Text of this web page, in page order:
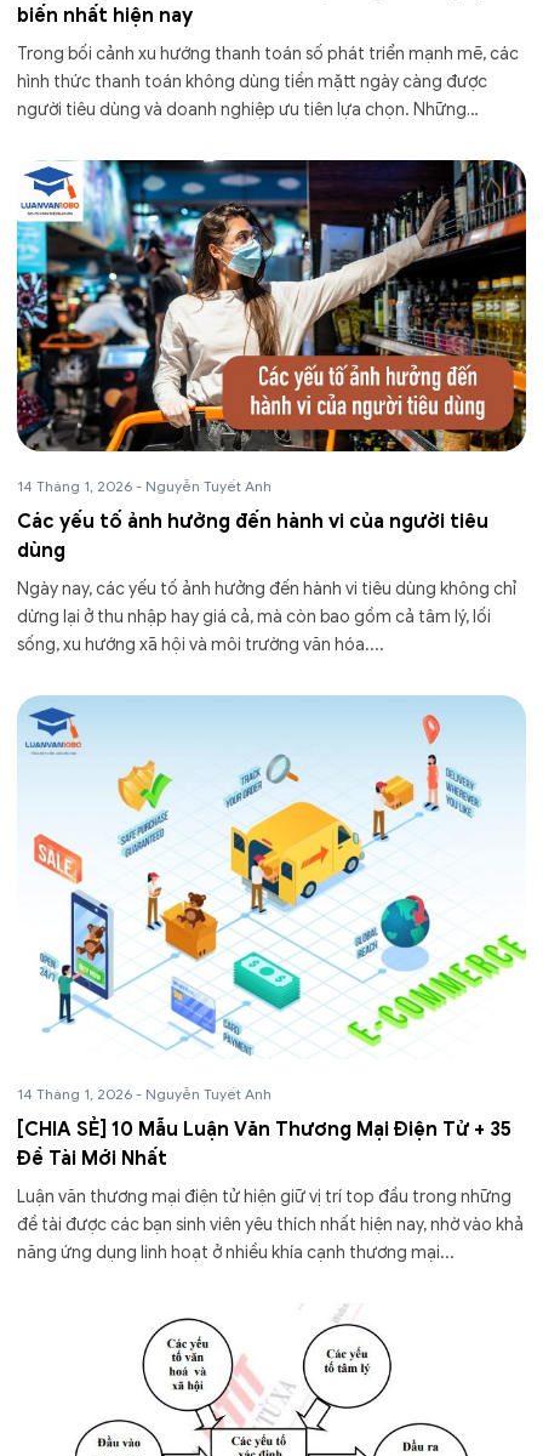
biến nhất hiện nay
Trong bối cảnh xu hướng thanh toán số phát triển mạnh mẽ, các
hình thức thanh toán không dùng tiền mặtt ngày càng được
người tiêu dùng và doanh nghiệp ưu tiên lựa chọn. Những
14 Tháng 1, 2026 - Nguyễn Tuyết Anh
Các yếu tố ảnh hưởng đến hành vi của người tiêu
dùng
Ngày nay, các yếu tố ảnh hưởng đến hành vi tiêu dùng không chỉ
dừng lại ở thu nhập hay giá cả, mà còn bao gồm cả tâm lý, lối
sống, xu hướng xã hội và môi trường văn hóa....
14 Tháng 1, 2026 - Nguyễn Tuyết Anh
[CHIA SẺ] 10 Mẫu Luận Văn Thương Mại Điện Tử + 35
Đề Tài Mới Nhất
Luận văn thương mại điện tử hiện giữ vị trí top đầu trong những
đề tài được các bạn sinh viên yêu thích nhất hiện nay, nhờ vào khả
năng ứng dụng linh hoạt ở nhiều khía cạnh thương mại...